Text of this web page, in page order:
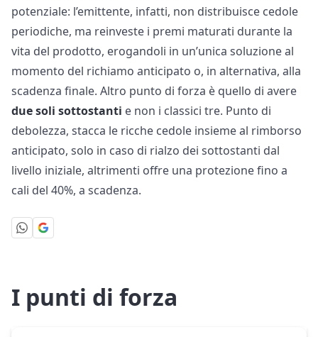
potenziale: l’emittente, infatti, non distribuisce cedole
periodiche, ma reinveste i premi maturati durante la
vita del prodotto, erogandoli in un’unica soluzione al
momento del richiamo anticipato o, in alternativa, alla
scadenza finale. Altro punto di forza è quello di avere
due soli sottostanti e non i classici tre. Punto di
debolezza, stacca le ricche cedole insieme al rimborso
anticipato, solo in caso di rialzo dei sottostanti dal
livello iniziale, altrimenti offre una protezione fino a
cali del 40%, a scadenza.
I punti di forza